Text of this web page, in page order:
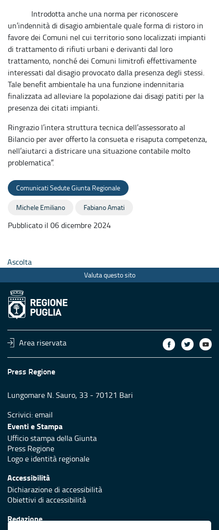
Introdotta anche una norma per riconoscere
un’indennità di disagio ambientale quale forma di ristoro in
favore dei Comuni nel cui territorio sono localizzati impianti
di trattamento di rifiuti urbani e derivanti dal loro
trattamento, nonché dei Comuni limitrofi effettivamente
interessati dal disagio provocato dalla presenza degli stessi.
Tale benefit ambientale ha una funzione indennitaria
finalizzata ad alleviare la popolazione dai disagi patiti per la
presenza dei citati impianti.
Ringrazio l’intera struttura tecnica dell’assessorato al
Bilancio per aver offerto la consueta e risaputa competenza,
nell’aiutarci a districare una situazione contabile molto
problematica”.
Comunicati Sedute Giunta Regionale
Michele Emiliano Fabiano Amati
Pubblicato il 06 dicembre 2024
Ascolta
Valuta questo sito
Area riservata
Press Regione
Lungomare N. Sauro, 33 - 70121 Bari
Scrivici:email
Eventi e Stampa
Ufficio stampa della Giunta
Press Regione
Logo e identità regionale
Accessibilità
Dichiarazione di accessibilità
Obiettivi di accessibilità
Redazione